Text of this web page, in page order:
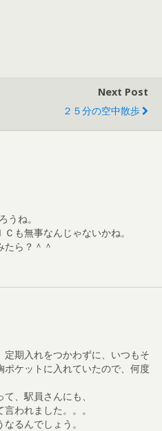
Next Post
２５分の空中散歩
うね。
も無事なんじゃないかね。
たら？＾＾
定期入れをつかわずに、いつもそ
ポケットに入れていたので、何度
、駅員さんにも、
われました。。。
るんでしょう。